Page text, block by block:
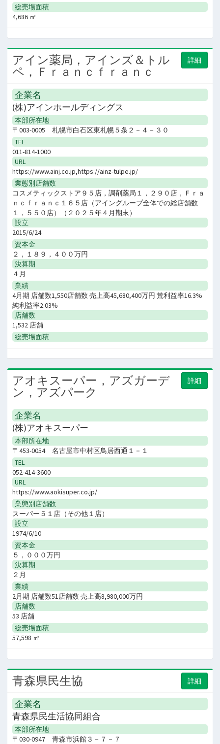
総売場面積
4,686 ㎡
アイン薬局，アインズ＆トル
ペ，Ｆｒａｎｃｆｒａｎｃ
詳細
企業名
(株)アインホールディングス
本部所在地
〒003-0005 札幌市白石区東札幌５条２－４－３０
TEL
011-814-1000
URL
https://www.ainj.co.jp,https://ainz-tulpe.jp/
業態別店舗数
コスメティックストア９５店，調剤薬局１，２９０店，Ｆｒａ
ｎｃｆｒａｎｃ１６５店（アイングループ全体での総店舗数
１，５５０店）（２０２５年４月期末）
設立
2015/6/24
資本金
２，１８９，４００万円
決算期
４月
業績
4月期 店舗数1,550店舗数 売上高45,680,400万円 荒利益率16.3%
純利益率2.03%
店舗数
1,532 店舗
総売場面積
アオキスーパー，アズガーデ
ン，アズパーク
詳細
企業名
(株)アオキスーパー
本部所在地
〒453-0054 名古屋市中村区鳥居西通１－１
TEL
052-414-3600
URL
https://www.aokisuper.co.jp/
業態別店舗数
スーパー５１店（その他１店）
設立
1974/6/10
資本金
５，０００万円
決算期
２月
業績
2月期 店舗数51店舗数 売上高8,980,000万円
店舗数
53 店舗
総売場面積
57,598 ㎡
青森県民生協 詳細
企業名
青森県民生活協同組合
本部所在地
〒030-0947 青森市浜館３－７－７